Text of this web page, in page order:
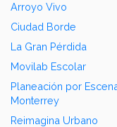
Arroyo Vivo
Ciudad Borde
La Gran Pérdida
Movilab Escolar
Planeación por
Monterrey
Reimagina Urbano